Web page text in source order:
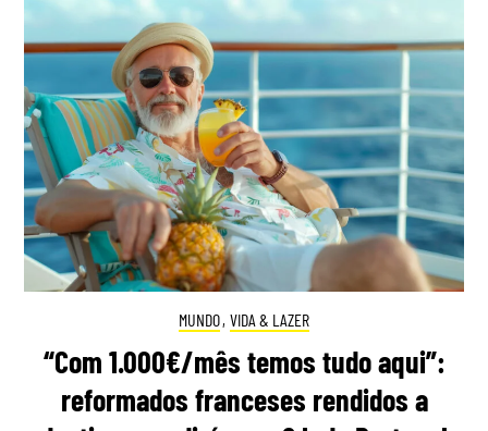
MUNDO, VIDA & LAZER
“Com 1.000€/mês temos tudo aqui”:
reformados franceses rendidos a